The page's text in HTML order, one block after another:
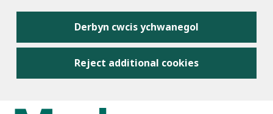
Derbyn cwcis ychwanegol
Reject additional cookies